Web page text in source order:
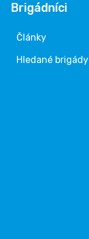
Brigádníci
Články
Hledané brigády